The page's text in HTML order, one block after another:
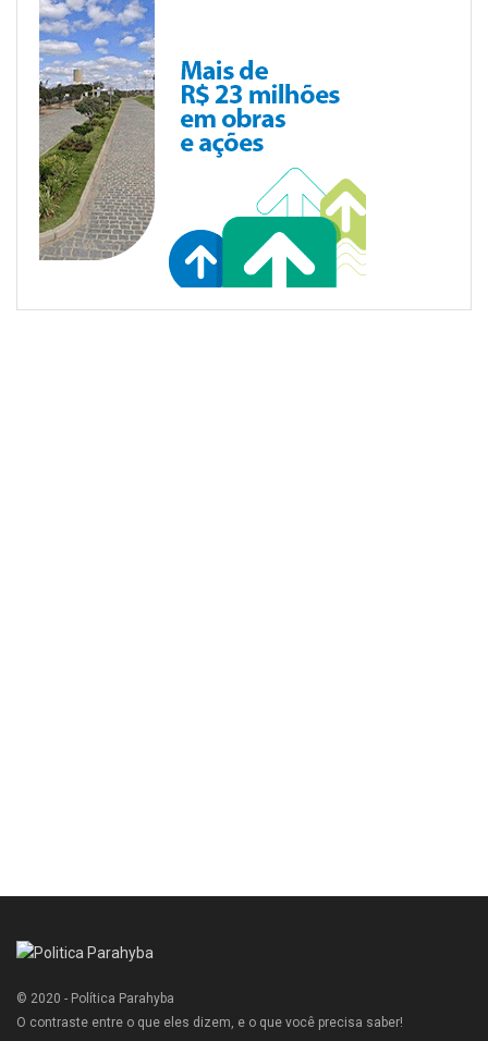
© 2020 - Política Parahyba
O contraste entre o que eles dizem, e o que você precisa saber!